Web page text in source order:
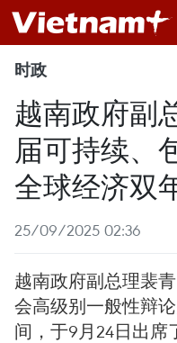
时政
越南政府副
届可持续、
全球经济双
25/09/2025 02:36
越南政府副总理裴
会高级别一般性辩
间，于9月24日出席